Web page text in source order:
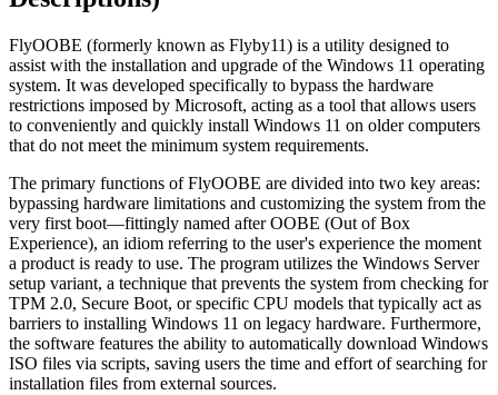
FlyOOBE (formerly known as Flyby11) is a utility designed to
assist with the installation and upgrade of the Windows 11 operating
system. It was developed specifically to bypass the hardware
restrictions imposed by Microsoft, acting as a tool that allows users
to conveniently and quickly install Windows 11 on older computers
that do not meet the minimum system requirements.
The primary functions of FlyOOBE are divided into two key areas:
bypassing hardware limitations and customizing the system from the
very first boot—fittingly named after OOBE (Out of Box
Experience), an idiom referring to the user's experience the moment
a product is ready to use. The program utilizes the Windows Server
setup variant, a technique that prevents the system from checking for
TPM 2.0, Secure Boot, or specific CPU models that typically act as
barriers to installing Windows 11 on legacy hardware. Furthermore,
the software features the ability to automatically download Windows
ISO files via scripts, saving users the time and effort of searching for
installation files from external sources.